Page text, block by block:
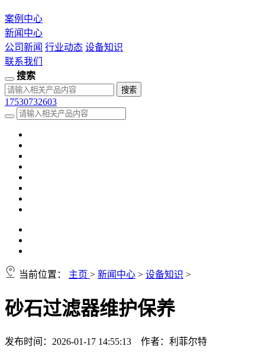
案例中心
新闻中心
公司新闻 行业动态 设备知识
联系我们
搜索
17530732603
当前位置： 主页 > 新闻中心 > 设备知识 >
砂石过滤器维护保养
发布时间：2026-01-17 14:55:13 作者：利菲尔特